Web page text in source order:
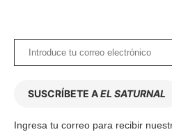
SUSCRÍBETE AEL SATURNAL
Ingresa tu correo para recibir